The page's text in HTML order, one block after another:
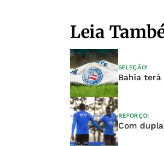
Leia
SELEÇÃO!
Bahia terá
REFORÇO!
Com